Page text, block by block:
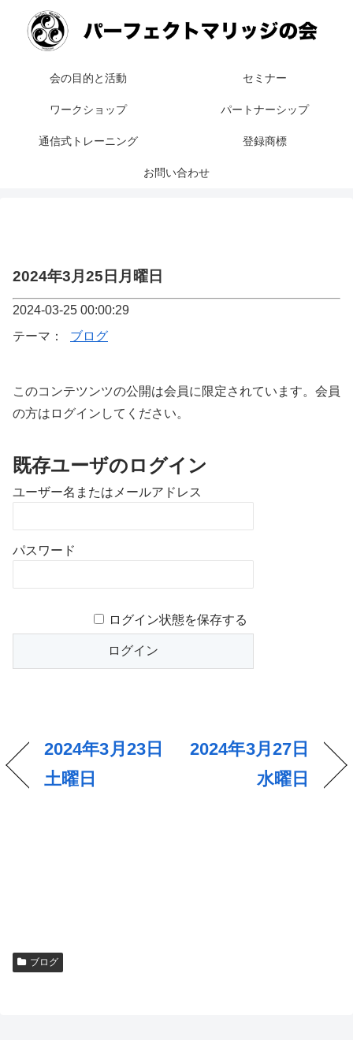
会の目的と活動 セミナー
ワークショップ パートナーシップ
通信式トレーニング 登録商標
お問い合わせ
2024年3月25日月曜日
2024-03-25 00:00:29
テーマ：
ブログ
このコンテツンツの公開は会員に限定されています。会員
の方はログインしてください。
既存ユーザのログイン
ユーザー名またはメールアドレス
パスワード
ログイン状態を保存する
2024年3月23日
土曜日
2024年3月27日
水曜日
ブログ